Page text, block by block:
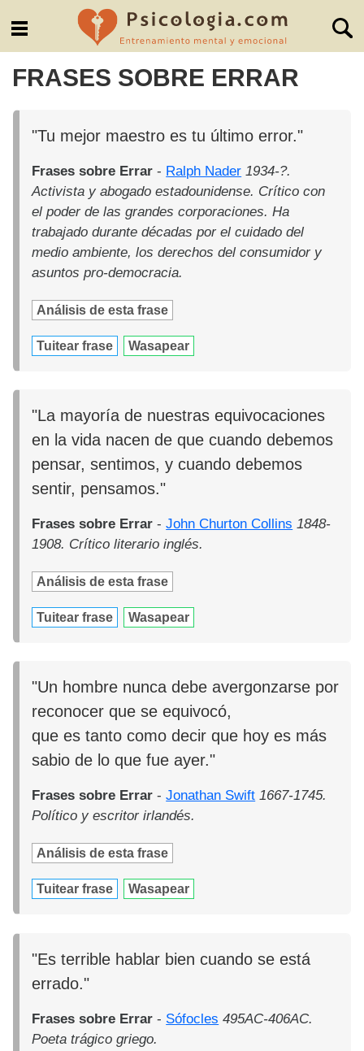
FRASES SOBRE ERRAR
"Tu mejor maestro es tu último error."
Frases sobre Errar - Ralph Nader 1934-?.
Activista y abogado estadounidense. Crítico con
el poder de las grandes corporaciones. Ha
trabajado durante décadas por el cuidado del
medio ambiente, los derechos del consumidor y
asuntos pro-democracia.
Análisis de esta frase
Tuitear frase Wasapear
"La mayoría de nuestras equivocaciones
en la vida nacen de que cuando debemos
pensar, sentimos, y cuando debemos
sentir, pensamos."
Frases sobre Errar -John Churton Collins 1848-
1908. Crítico literario inglés.
Análisis de esta frase
Tuitear frase Wasapear
"Un hombre nunca debe avergonzarse por
reconocer que se equivocó,
que es tanto como decir que hoy es más
sabio de lo que fue ayer."
Frases sobre Errar -Jonathan Swift 1667-1745.
Político y escritor irlandés.
Análisis de esta frase
Tuitear frase Wasapear
"Es terrible hablar bien cuando se está
errado."
Frases sobre Errar - Sófocles 495AC-406AC.
Poeta trágico griego.